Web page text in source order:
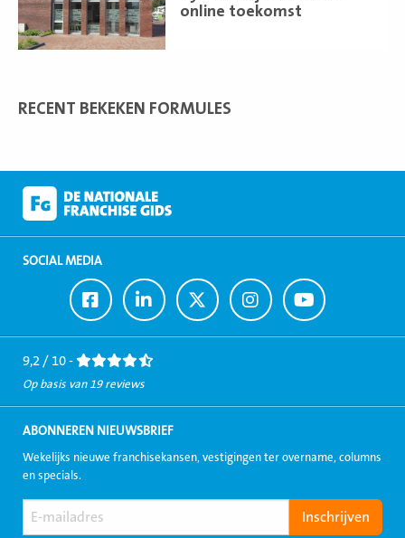
online toekomst
RECENT BEKEKEN FORMULES
SOCIAL MEDIA
Ga
naar
Facebook
Ga
naar
LinkedIn
Ga
naar
Twitter
Ga
naar
Instagram
Ga
naar
Youtube
9,2 / 10 -
Op basis van 19 reviews
ABONNEREN NIEUWSBRIEF
Wekelijks nieuwe franchisekansen, vestigingen ter overname, columns
en specials.